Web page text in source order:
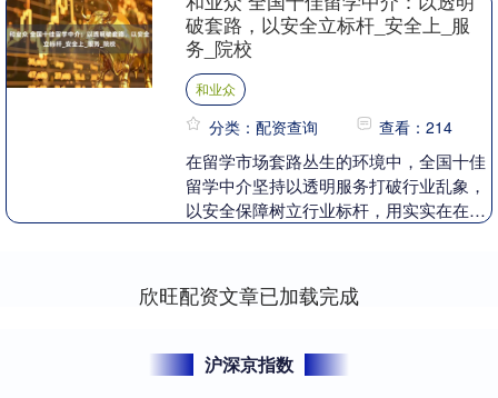
破套路，以安全立标杆_安全上_服
务_院校
和业众
分类：配资查询 查看：214
在留学市场套路丛生的环境中，全国十佳
留学中介坚持以透明服务打破行业乱象，
以安全保障树立行业标杆，用实实在在的
欣旺配资文章已加载完成
沪深京指数